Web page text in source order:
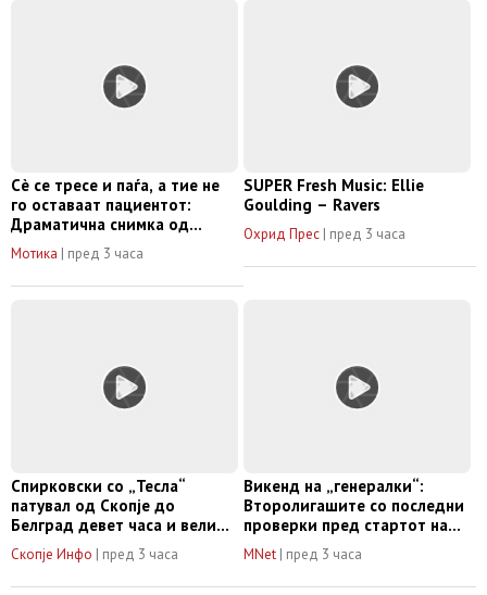
Сè се тресе и паѓа, а тие не
го оставаат пациентот:
Драматична снимка од
операција за време на
земјотрес во Јапонија
Мотика | пред 3 часа
SUPER Fresh Music: Ellie
Goulding – Ravers
Охрид Прес | пред 3 часа
Спирковски со „Тесла“
патувал од Скопје до
Белград девет часа и вели
дека се исплатело -
„твитерџии“ велат „нон сенс
и будалаштина“
Скопје Инфо | пред 3 часа
Викенд на „генералки“:
Второлигашите со последни
проверки пред стартот на
сезоната
MNet | пред 3 часа